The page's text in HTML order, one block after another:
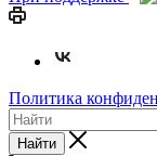
Политика
Найти